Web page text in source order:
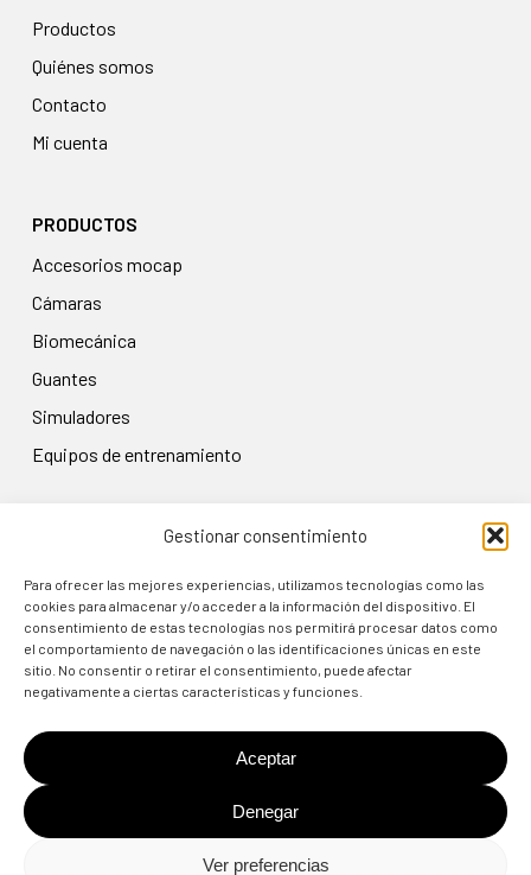
Gestionar consentimiento
Para ofrecer las mejores experiencias, utilizamos tecnologías como las
cookies para almacenar y/o acceder a la información del dispositivo. El
consentimiento de estas tecnologías nos permitirá procesar datos como
el comportamiento de navegación o las identificaciones únicas en este
sitio. No consentir o retirar el consentimiento, puede afectar
negativamente a ciertas características y funciones.
Aceptar
Denegar
Ver preferencias
Productos
Quiénes somos
Contacto
Mi cuenta
PRODUCTOS
accesorios mocap
cámaras
biomecánica
guantes
simuladores
equipos de entrenamiento
Aviso legal
Política de privacidad
Condiciones de uso
Política de cookies
Política de devolución
© 2024 TARGET3D MOCAP SHOP